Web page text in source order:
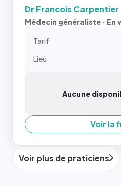
Dr Francois Carpentier
Médecin généraliste · En
Tarif
Lieu
Aucune
Voir la
Voir plus de praticiens